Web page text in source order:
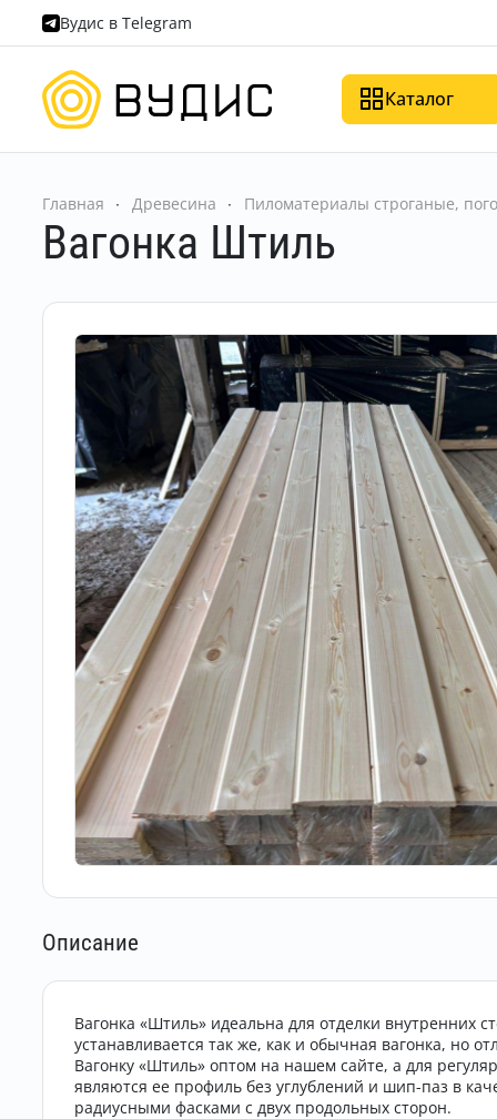
Вудис в Telegram
Каталог
Главная Древесина Пиломатериалы строганые,
Вагонка Штиль
Описание
Вагонка «Штиль» идеальна для отделки внутренних
устанавливается так же, как и обычная вагонка, но
Вагонку «Штиль» оптом на нашем сайте, а для
являются ее профиль без углублений и шип-паз в
радиусными фасками с двух продольных сторон.